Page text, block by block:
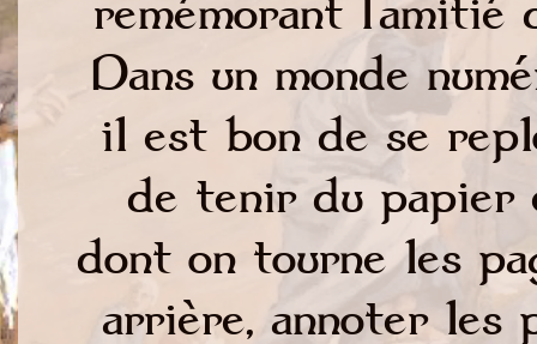
Dans un monde
il est bon de se
de tenir du papier
dont on tourne les
arrière, annoter les